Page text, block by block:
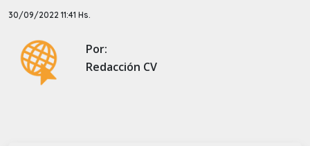
30/09/2022 11:41 Hs.
Por:
Redacción CV